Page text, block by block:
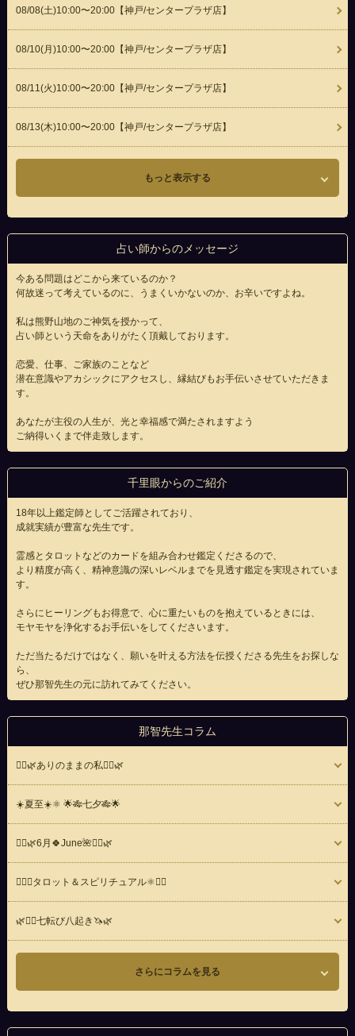
08/08(土)10:00〜20:00【神戸/センタープラザ店】
08/10(月 )10:00〜20:00【神戸/センタープラザ店】
08/11(火)10:00〜20:00【神戸/センタープラザ店】
08/13(木)10:00〜20:00【神戸/センタープラザ店】
もっと表示する
占い師からのメッセージ
今ある問題はどこから来ているのか？
何故迷って考えているのに、うまくいかないのか、お辛いですよね。
私は熊野山地のご神気を授かって、
占い師という天命をありがたく頂戴しております。
恋愛、仕事、ご家族のことなど
潜在意識やアカシックにアクセスし、縁結びもお手伝いさせていただきま
す。
あなたが主役の人生が、光と幸福感で満たされますよう
ご納得いくまで伴走致します。
千里眼からのご紹介
18年以上鑑定師としてご活躍されており、
成就実績が豊富な先生です。
霊感とタロットなどのカードを組み合わせ鑑定くださるので、
より精度が高く、精神意識の深いレベルまでを見透す鑑定を実現されていま
す。
さらにヒーリングもお得意で、心に重たいものを抱えているときには、
モヤモヤを浄化するお手伝いをしてくださいます。
ただ当たるだけではなく、願いを叶える方法を伝授くださる先生をお探しな
ら、
ぜひ那智先生の元に訪れてみてください。
那智先生コラム
🧚‍♀️🌿ありのままの私🧚‍♀️🌿
☀️夏至☀️⚛️ 🌟🎋七夕🎋🌟
🧚‍♀️🌿6月🍀June🌺🧚‍♀️🌿
🧚‍♀️⚛️タロット＆スピリチュアル⚛️🧚‍♀️
🌿🧚‍♀️七転び八起き🦄🌿
さらにコラムを見る